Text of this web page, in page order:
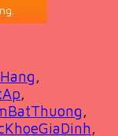
,
,
,
,